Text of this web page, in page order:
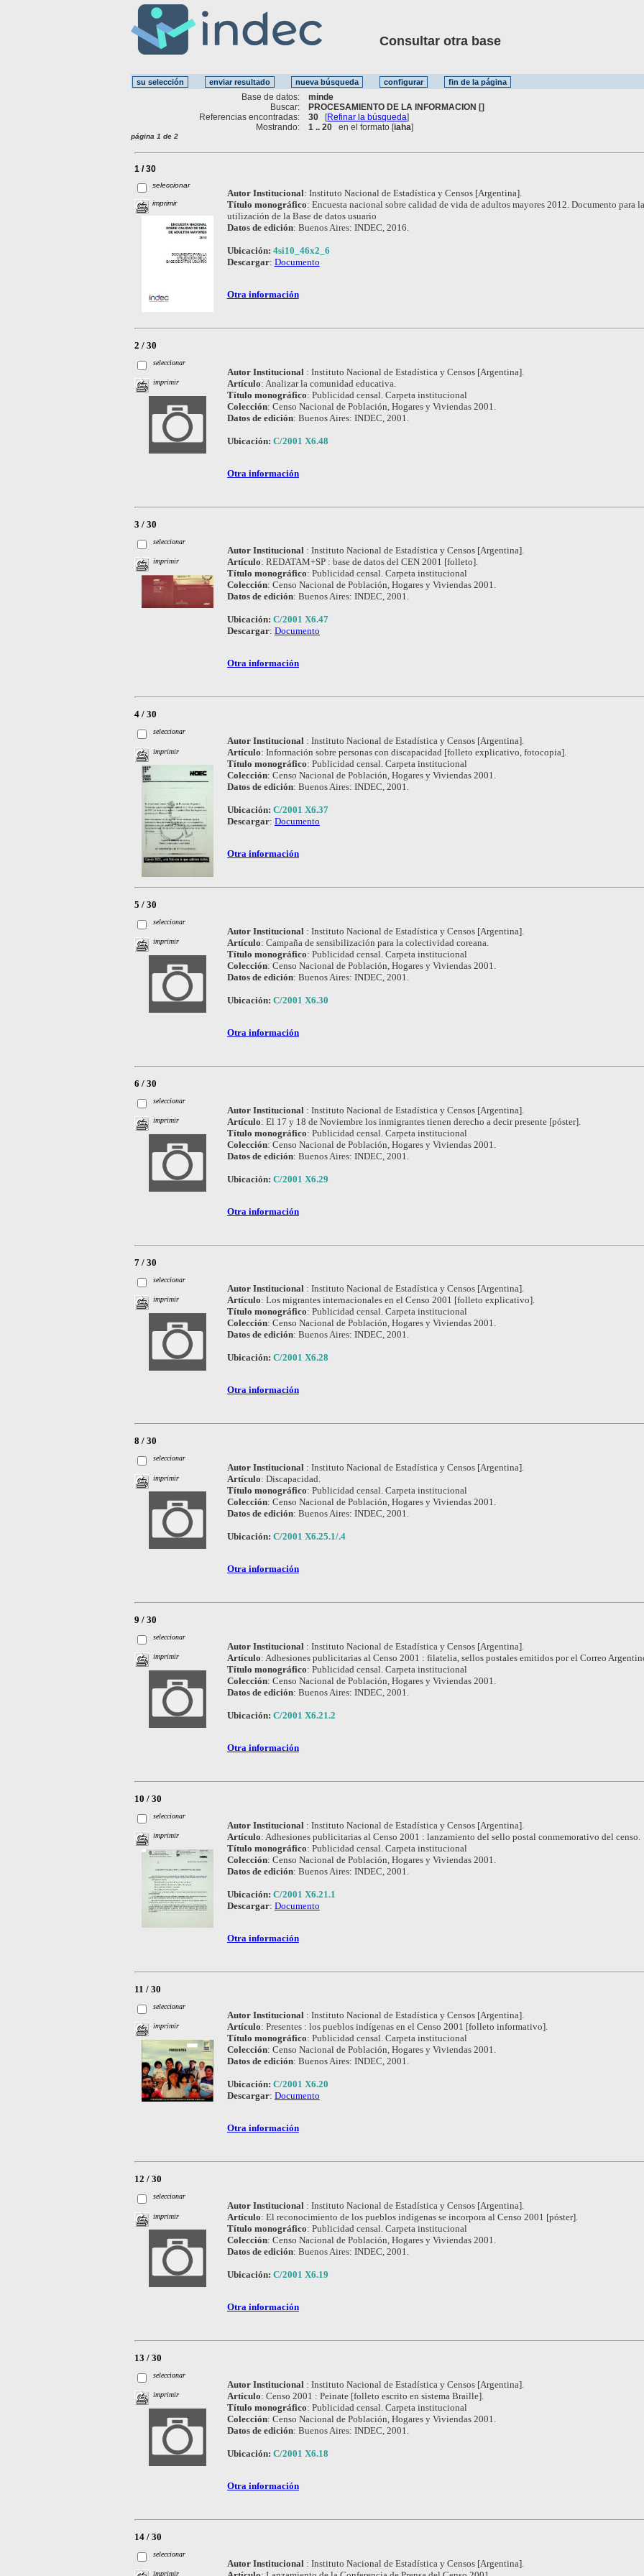
Consultar otra base
Base de datos:
minde
Buscar:
PROCESAMIENTO DE LA INFORMACION []
Referencias encontradas:
30 [Refinar la búsqueda]
Mostrando:
1 .. 20 en el formato [iaha]
página 1 de 2
1 / 30
seleccionar
imprimir
Autor Institucional: Instituto Nacional de Estadística y Censos [Argentina].
Título monográfico: Encuesta nacional sobre calidad de vida de adultos mayores 2012. Documento para la
utilización de la Base de datos usuario
Datos de edición: Buenos Aires: INDEC, 2016.
Ubicación: 4si10_46x2_6
Descargar: Documento
Otra información
2 / 30
seleccionar
imprimir
Autor Institucional : Instituto Nacional de Estadística y Censos [Argentina].
Artículo: Analizar la comunidad educativa.
Título monográfico: Publicidad censal. Carpeta institucional
Colección: Censo Nacional de Población, Hogares y Viviendas 2001.
Datos de edición: Buenos Aires: INDEC, 2001.
Ubicación: C/2001 X6.48
Otra información
3 / 30
seleccionar
imprimir
Autor Institucional : Instituto Nacional de Estadística y Censos [Argentina].
Artículo: REDATAM+SP : base de datos del CEN 2001 [folleto].
Título monográfico: Publicidad censal. Carpeta institucional
Colección: Censo Nacional de Población, Hogares y Viviendas 2001.
Datos de edición: Buenos Aires: INDEC, 2001.
Ubicación: C/2001 X6.47
Descargar: Documento
Otra información
4 / 30
seleccionar
imprimir
Autor Institucional : Instituto Nacional de Estadística y Censos [Argentina].
Artículo: Información sobre personas con discapacidad [folleto explicativo, fotocopia].
Título monográfico: Publicidad censal. Carpeta institucional
Colección: Censo Nacional de Población, Hogares y Viviendas 2001.
Datos de edición: Buenos Aires: INDEC, 2001.
Ubicación: C/2001 X6.37
Descargar: Documento
Otra información
5 / 30
seleccionar
imprimir
Autor Institucional : Instituto Nacional de Estadística y Censos [Argentina].
Artículo: Campaña de sensibilización para la colectividad coreana.
Título monográfico: Publicidad censal. Carpeta institucional
Colección: Censo Nacional de Población, Hogares y Viviendas 2001.
Datos de edición: Buenos Aires: INDEC, 2001.
Ubicación: C/2001 X6.30
Otra información
6 / 30
seleccionar
imprimir
Autor Institucional : Instituto Nacional de Estadística y Censos [Argentina].
Artículo: El 17 y 18 de Noviembre los inmigrantes tienen derecho a decir presente [póster].
Título monográfico: Publicidad censal. Carpeta institucional
Colección: Censo Nacional de Población, Hogares y Viviendas 2001.
Datos de edición: Buenos Aires: INDEC, 2001.
Ubicación: C/2001 X6.29
Otra información
7 / 30
seleccionar
imprimir
Autor Institucional : Instituto Nacional de Estadística y Censos [Argentina].
Artículo: Los migrantes internacionales en el Censo 2001 [folleto explicativo].
Título monográfico: Publicidad censal. Carpeta institucional
Colección: Censo Nacional de Población, Hogares y Viviendas 2001.
Datos de edición: Buenos Aires: INDEC, 2001.
Ubicación: C/2001 X6.28
Otra información
8 / 30
seleccionar
imprimir
Autor Institucional : Instituto Nacional de Estadística y Censos [Argentina].
Artículo: Discapacidad.
Título monográfico: Publicidad censal. Carpeta institucional
Colección: Censo Nacional de Población, Hogares y Viviendas 2001.
Datos de edición: Buenos Aires: INDEC, 2001.
Ubicación: C/2001 X6.25.1/.4
Otra información
9 / 30
seleccionar
imprimir
Autor Institucional : Instituto Nacional de Estadística y Censos [Argentina].
Artículo: Adhesiones publicitarias al Censo 2001 : filatelia, sellos postales emitidos por el Correo
Título monográfico: Publicidad censal. Carpeta institucional
Colección: Censo Nacional de Población, Hogares y Viviendas 2001.
Datos de edición: Buenos Aires: INDEC, 2001.
Ubicación: C/2001 X6.21.2
Otra información
10 / 30
seleccionar
imprimir
Autor Institucional : Instituto Nacional de Estadística y Censos [Argentina].
Artículo: Adhesiones publicitarias al Censo 2001 : lanzamiento del sello postal conmemorativo del censo.
Título monográfico: Publicidad censal. Carpeta institucional
Colección: Censo Nacional de Población, Hogares y Viviendas 2001.
Datos de edición: Buenos Aires: INDEC, 2001.
Ubicación: C/2001 X6.21.1
Descargar: Documento
Otra información
11 / 30
seleccionar
imprimir
Autor Institucional : Instituto Nacional de Estadística y Censos [Argentina].
Artículo: Presentes : los pueblos indígenas en el Censo 2001 [folleto informativo].
Título monográfico: Publicidad censal. Carpeta institucional
Colección: Censo Nacional de Población, Hogares y Viviendas 2001.
Datos de edición: Buenos Aires: INDEC, 2001.
Ubicación: C/2001 X6.20
Descargar: Documento
Otra información
12 / 30
seleccionar
imprimir
Autor Institucional : Instituto Nacional de Estadística y Censos [Argentina].
Artículo: El reconocimiento de los pueblos indígenas se incorpora al Censo 2001 [póster].
Título monográfico: Publicidad censal. Carpeta institucional
Colección: Censo Nacional de Población, Hogares y Viviendas 2001.
Datos de edición: Buenos Aires: INDEC, 2001.
Ubicación: C/2001 X6.19
Otra información
13 / 30
seleccionar
imprimir
Autor Institucional : Instituto Nacional de Estadística y Censos [Argentina].
Artículo: Censo 2001 : Peinate [folleto escrito en sistema Braille].
Título monográfico: Publicidad censal. Carpeta institucional
Colección: Censo Nacional de Población, Hogares y Viviendas 2001.
Datos de edición: Buenos Aires: INDEC, 2001.
Ubicación: C/2001 X6.18
Otra información
14 / 30
seleccionar
imprimir
Autor Institucional : Instituto Nacional de Estadística y Censos [Argentina].